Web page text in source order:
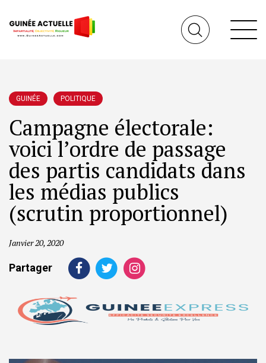
GUINÉE POLITIQUE
Campagne électorale:
voici l’ordre de passage
des partis candidats dans
les médias publics
(scrutin proportionnel)
Janvier 20, 2020
Partager